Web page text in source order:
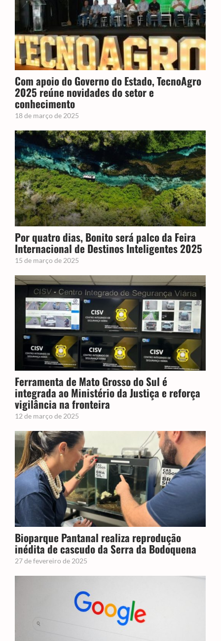
Com apoio do Governo do Estado, TecnoAgro
2025 reúne novidades do setor e
conhecimento
18 de março de 2025
Por quatro dias, Bonito será palco da Feira
Internacional de Destinos Inteligentes 2025
15 de março de 2025
Ferramenta de Mato Grosso do Sul é
integrada ao Ministério da Justiça e reforça
vigilância na fronteira
12 de março de 2025
Bioparque Pantanal realiza reprodução
inédita de cascudo da Serra da Bodoquena
27 de fevereiro de 2025